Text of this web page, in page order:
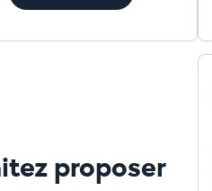
proposer